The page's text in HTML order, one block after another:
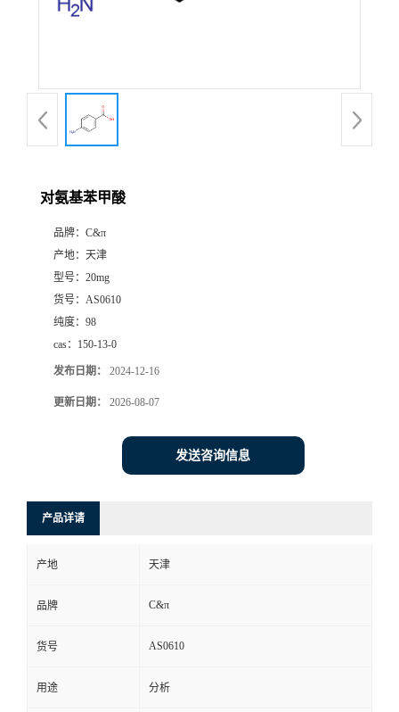
对氨基苯甲酸
品牌： C&π
产地： 天津
型号： 20mg
货号： AS0610
纯度： 98
cas： 150-13-0
发布日期： 2024-12-16
更新日期： 2026-08-07
发送咨询信息
产品详请
产地 天津
品牌 C&π
货号 AS0610
用途 分析